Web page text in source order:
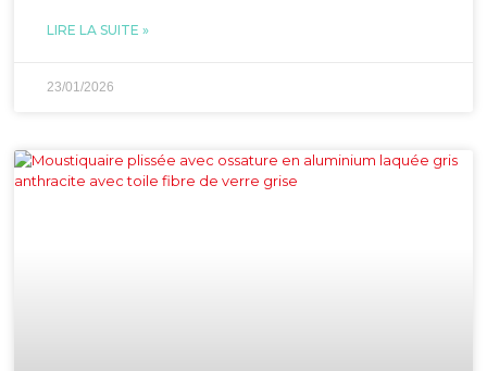
LIRE LA SUITE »
23/01/2026